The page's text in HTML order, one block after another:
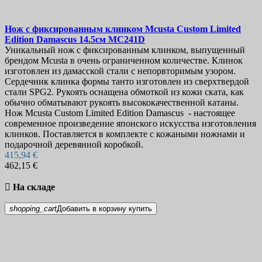
Нож с фиксированным клинком Mcusta Custom Limited
Edition Damascus 14.5см MC241D
Уникальный нож с фиксированным клинком, выпущенный
брендом Mcusta в очень ограниченном количестве. Клинок
изготовлен из дамасской стали с непорвторимым узором.
Сердечник клинка формы танто изготовлен из сверхтвердой
стали SPG2. Рукоять оснащена обмоткой из кожи ската, как
обычно обматывают рукоять высококачественной катаны.
Нож Mcusta Custom Limited Edition Damascus - настоящее
современное произведение японского искусства изготовления
клинков. Поставляется в комплекте с кожаными ножнами и
подарочной деревянной коробкой.
415,94 €
462,15 €
 На складе
shopping_cartДобавить в корзину купить